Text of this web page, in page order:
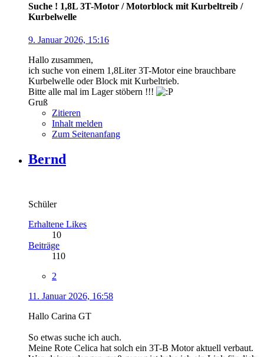
Suche ! 1,8L 3T-Motor / Motorblock mit Kurbeltreib /
Kurbelwelle
9. Januar 2026, 15:16
Hallo zusammen,
ich suche von einem 1,8Liter 3T-Motor eine brauchbare
Kurbelwelle oder Block mit Kurbeltrieb.
Bitte alle mal im Lager stöbern !!!
Gruß
Zitieren
Inhalt melden
Zum Seitenanfang
Bernd
Schüler
Erhaltene Likes
10
Beiträge
110
2
11. Januar 2026, 16:58
Hallo Carina GT
So etwas suche ich auch.
Meine Rote Celica hat solch ein 3T-B Motor aktuell verbaut.